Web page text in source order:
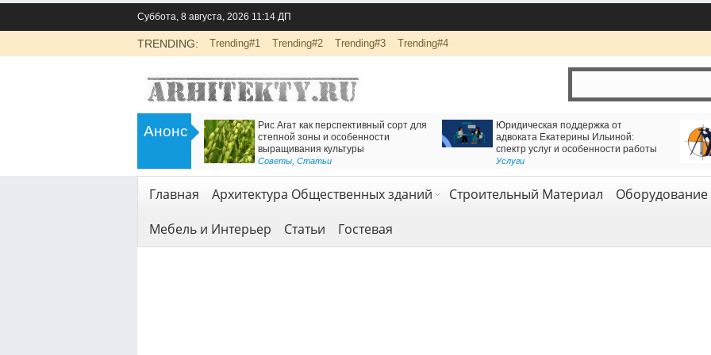
Суббота, 8 августа, 2026 11:14 ДП
TRENDING: Trending#1 Trending#2 Trending#3 Trending#4
Анонс
Инженерно-экологические изыскания
для строительства: основа
безопасной реализации проектов
Услуги
Есть решение для движения через
Железнодорожный тоннель
Геодезия и геология
Логистика и комплексная перевозка грузов
компанией АВАС ГРУПП
Транспорт и логистика Услуги
Главная Архитектура Общественных зданий Строительный Материал
Оборудование
Мебель и Интерьер
Статьи Гостевая